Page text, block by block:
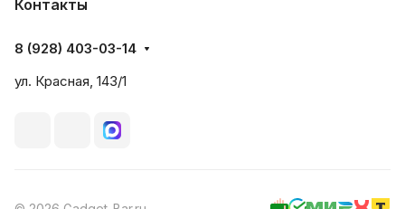
Контакты
8 (928) 403-03-14
ул. Красная, 143/1